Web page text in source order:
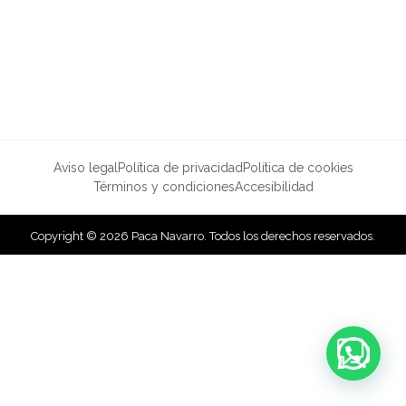
Aviso legal Política de privacidad Política de cookies
Términos y condicionesAccesibilidad
Copyright © 2026 Paca Navarro. Todos los derechos reservados.